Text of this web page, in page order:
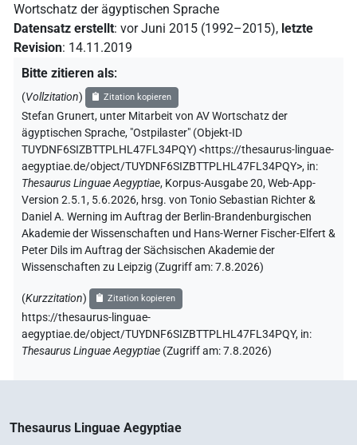
Wortschatz der ägyptischen Sprache
Datensatz erstellt: vor Juni 2015 (1992–2015), letzte
Revision: 14.11.2019
Bitte zitieren als:
(Vollzitation) Zitation kopieren
Stefan Grunert, unter Mitarbeit von AV Wortschatz der
ägyptischen Sprache, "Ostpilaster" (Objekt-ID
TUYDNF6SIZBTTPLHL47FL34PQY) <https://thesaurus-linguae-
aegyptiae.de/object/TUYDNF6SIZBTTPLHL47FL34PQY>, in:
Thesaurus Linguae Aegyptiae, Korpus-Ausgabe 20, Web-App-
Version 2.5.1, 5.6.2026, hrsg. von Tonio Sebastian Richter &
Daniel A. Werning im Auftrag der Berlin-Brandenburgischen
Akademie der Wissenschaften und Hans-Werner Fischer-Elfert &
Peter Dils im Auftrag der Sächsischen Akademie der
Wissenschaften zu Leipzig (Zugriff am:7.8.2026)
(Kurzzitation) Zitation kopieren
https://thesaurus-linguae-
aegyptiae.de/object/TUYDNF6SIZBTTPLHL47FL34PQY, in:
Thesaurus Linguae Aegyptiae (Zugriff am:7.8.2026)
Thesaurus Linguae Aegyptiae